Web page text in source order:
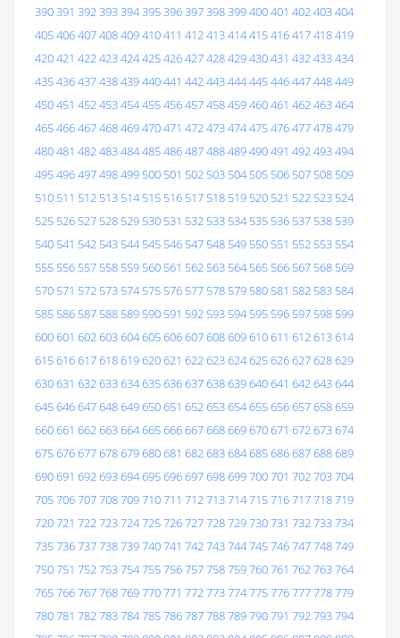
390391 392393394395396397398399400401 402403404
405406407408409410411 412413414415416417418419
420421 422423424425426427428429430431 432433434
435436437438439440441 442443444445446447448449
450451 452453454455456457458459460461 462463464
465466467468469470471 472473474475476477478479
480481 482483484485486487488489490491 492493494
495496497498499 500 501 502 503 504 505 506 507 508 509
510 511 512 513 514 515 516 517 518 519 520 521 522 523 524
525 526 527 528 529 530 531 532 533 534 535 536 537 538 539
540 541 542 543 544 545 546 547 548 549 550 551 552 553 554
555 556 557 558 559 560 561 562 563 564 565 566 567 568 569
570 571 572 573 574 575 576 577 578 579 580 581 582 583 584
585 586 587 588 589 590 591 592 593 594 595 596 597 598 599
600601 602603604605606607608609610611 612613614
615616617618619620621 622623624625626627628629
630631 632633634635636637638639640641 642643644
645646647648649650651 652653654655656657658659
660661 662663664665666667668669670671 672673674
675676677678679680681 682683684685686687688689
690691 692693694695696697698699700701 702703704
705706707708709710711 712713714715716717718719
720721 722723724725726727728729730731 732733734
735736737738739740741 742743744745746747748749
750751 752753754755756757758759760761 762763764
765766767768769770771 772773774775776777778779
780781 782783784785786787788789790791 792793794